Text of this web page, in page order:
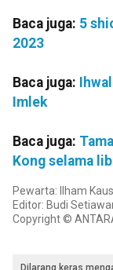
Baca juga: 5
2023
Baca juga:
Imlek
Baca juga:
Kong selama
Pewarta: Ilham
Editor: Budi
Copyright ©